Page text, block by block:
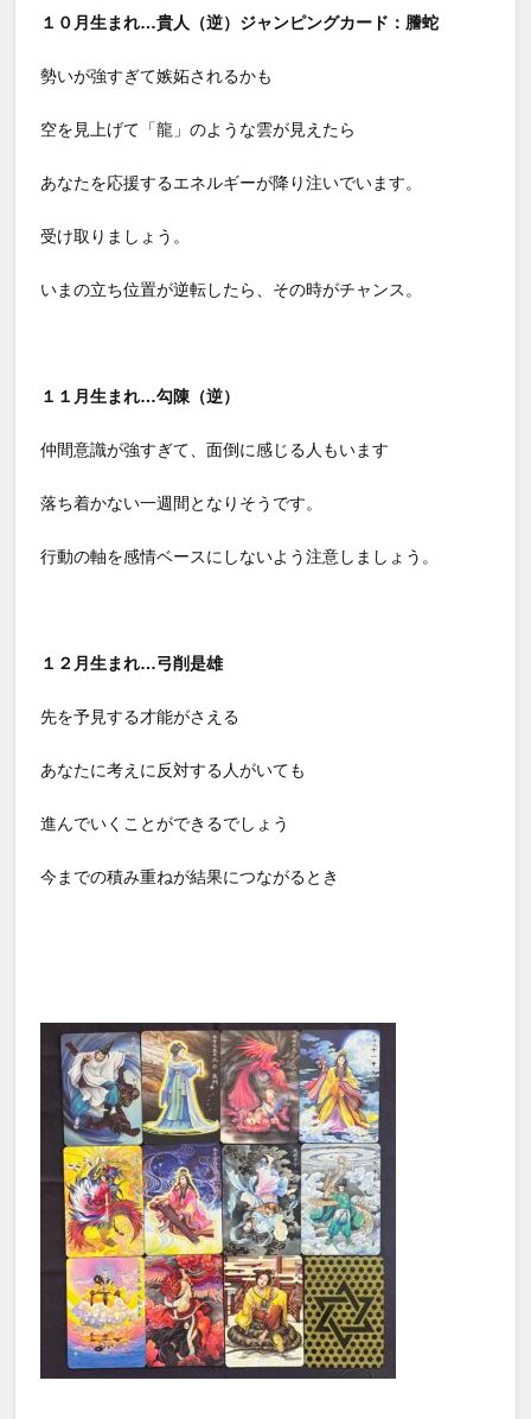
１０月生まれ…貴人（逆）ジャンピングカード：謄蛇
勢いが強すぎて嫉妬されるかも
空を見上げて「龍」のような雲が見えたら
あなたを応援するエネルギーが降り注いでいます。
受け取りましょう。
いまの立ち位置が逆転したら、その時がチャンス。
１１月生まれ…勾陳（逆）
仲間意識が強すぎて、面倒に感じる人もいます
落ち着かない一週間となりそうです。
行動の軸を感情ベースにしないよう注意しましょう。
１２月生まれ…弓削是雄
先を予見する才能がさえる
あなたに考えに反対する人がいても
進んでいくことができるでしょう
今までの積み重ねが結果につながるとき